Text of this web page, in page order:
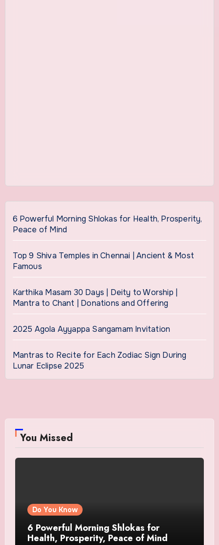
6 Powerful Morning Shlokas for Health, Prosperity,
Peace of Mind
Top 9 Shiva Temples in Chennai | Ancient & Most
Famous
Karthika Masam 30 Days | Deity to Worship |
Mantra to Chant | Donations and Offering
2025 Agola Ayyappa Sangamam Invitation
Mantras to Recite for Each Zodiac Sign During
Lunar Eclipse 2025
You Missed
Do You Know
6 Powerful Morning Shlokas for
Health, Prosperity, Peace of Mind